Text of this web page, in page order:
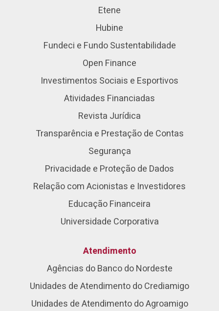
Etene
Hubine
Fundeci e Fundo Sustentabilidade
Open Finance
Investimentos Sociais e Esportivos
Atividades Financiadas
Revista Jurídica
Transparência e Prestação de Contas
Segurança
Privacidade e Proteção de Dados
Relação com Acionistas e Investidores
Educação Financeira
Universidade Corporativa
Atendimento
Agências do Banco do Nordeste
Unidades de Atendimento do Crediamigo
Unidades de Atendimento do Agroamigo